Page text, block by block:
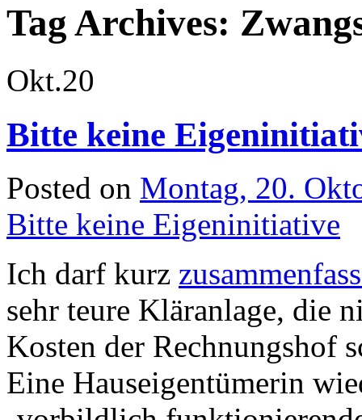
Tag Archives:
Okt.20
Bitte keine
Posted on Montag, 20.
Bitte keine Eigeninitiative
Ich darf kurz
sehr teure Kläranlage, die
Kosten der Rechnungshof
Eine Hauseigentümerin